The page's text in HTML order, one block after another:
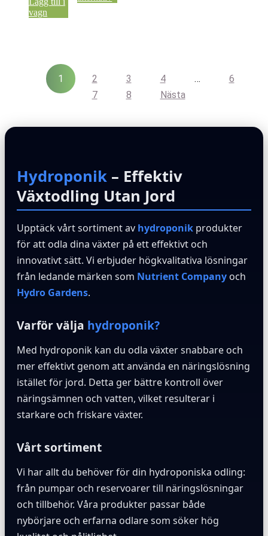
vagn
1 2 3 4 …
6
7
8 Nästa
Hydroponik – Effektiv
Växtodling Utan Jord
Upptäck vårt sortiment av hydroponik produkter
för att odla dina växter på ett effektivt och
innovativt sätt. Vi erbjuder högkvalitativa lösningar
från ledande märken som Nutrient Companyoch
Hydro Gardens.
Varför välja hydroponik?
Med hydroponik kan du odla växter snabbare och
mer effektivt genom att använda en näringslösning
istället för jord. Detta ger bättre kontroll över
näringsämnen och vatten, vilket resulterar i
starkare och friskare växter.
Vårt sortiment
Vi har allt du behöver för din hydroponiska odling:
från pumpar och reservoarer till näringslösningar
och tillbehör. Våra produkter passar både
nybörjare och erfarna odlare som söker hög